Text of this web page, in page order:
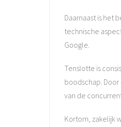
Daarnaast is het
technische
Google.
Tenslotte is
boodschap.
van de
Kortom, zakelijk